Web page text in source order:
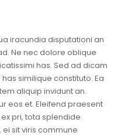
iracundia disputationi an
Ne nec dolore oblique
has. Sed ad dicam
similique constituto. Ea
aliquip invidunt an.
eos et. Eleifend praesent
pri, tota splendide
sit viris commune